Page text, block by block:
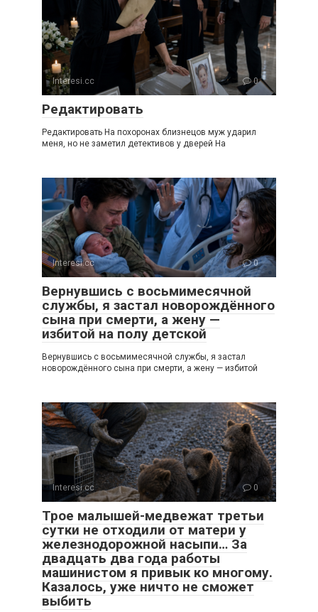
Interesi.cc 0
Редактировать
Редактировать На похоронах близнецов муж ударил
меня, но не заметил детективов у дверей На
Interesi.cc 0
Вернувшись с восьмимесячной
службы, я застал новорождённого
сына при смерти, а жену —
избитой на полу детской
Вернувшись с восьмимесячной службы, я застал
новорождённого сына при смерти, а жену — избитой
Interesi.cc 0
Трое малышей-медвежат третьи
сутки не отходили от матери у
железнодорожной насыпи… За
двадцать два года работы
машинистом я привык ко многому.
Казалось, уже ничто не сможет
выбить